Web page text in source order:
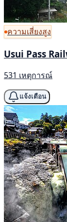
ความเสี่ยงสูง
Usui Pass
531 เหตุการณ์
แจ้งเตือน